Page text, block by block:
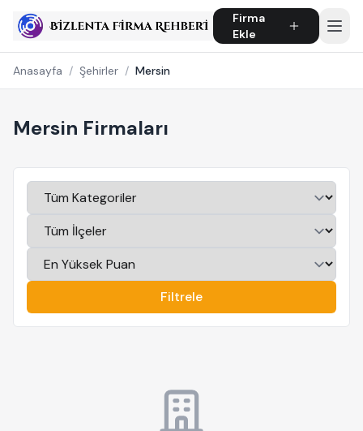
Firma
Ekle
Anasayfa / Şehirler / Mersin
Mersin Firmaları
Filtrele